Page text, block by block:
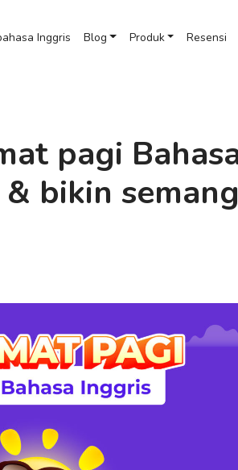
Inggris Blog Produk Resensi
pagi
bikin